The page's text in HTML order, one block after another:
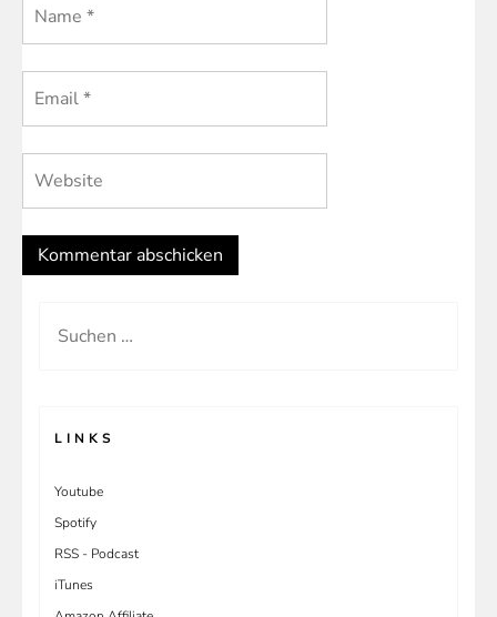
Suchen
LINKS
Youtube
Spotify
RSS - Podcast
iTunes